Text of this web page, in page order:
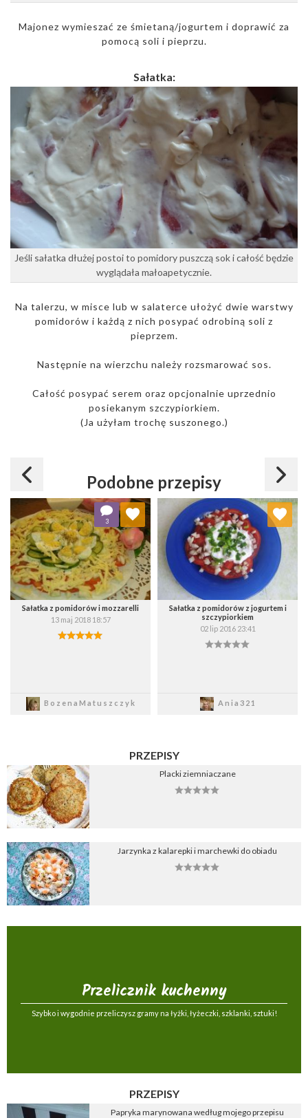
Majonez wymieszać ze śmietaną/jogurtem i doprawić za
pomocą soli i pieprzu.
Sałatka:
Jeśli sałatka dłużej postoi to pomidory puszczą sok i całość będzie
wyglądała małoapetycznie.
Na talerzu, w misce lub w salaterce ułożyć dwie warstwy
pomidorów i każdą z nich posypać odrobiną soli z
pieprzem.
Następnie na wierzchu należy rozsmarować sos.
Całość posypać serem oraz opcjonalnie uprzednio
posiekanym szczypiorkiem.
(Ja użyłam trochę suszonego.)
Podobne przepisy
Sałatka z pomidorów i mozzarelli
13 maj 2018 18:57
BozenaMatuszczyk
3
Dodaj do ulubionych
Wybierz listę:
Sałatka z pomidorów z jogurtem i
szczypiorkiem
02 lip 2016 23:41
Ania321
Dodaj do ulubionych
Wybierz listę:
Zapisz
PRZEPISY
Placki ziemniaczane
Jarzynka z kalarepki i marchewki do obiadu
Przelicznik kuchenny
Szybko i wygodnie przeliczysz gramy na łyżki, łyżeczki, szklanki, sztuki!
PRZEPISY
Papryka marynowana według mojego przepisu